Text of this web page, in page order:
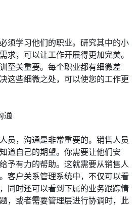
学习他们的职业。研究其中的小
求，可以让工作开展得更加完美。
至关重要。每个职业都有细微差
这些细微之处，可以使您的工作更
通
，沟通是非常重要的。销售人员
道自己的期望。你需要让他们安
予有力的帮助。这就需要从销售人
客户关系管理系统中，不仅可以看
同时还可以看到下属的业务跟踪情
，或者需要管理层进行协调时，此